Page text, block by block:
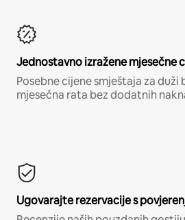
Jednostavno izražene mjesečne
Posebne cijene smještaja za duži
mjesečna rata bez dodatnih
Ugovarajte rezervacije s